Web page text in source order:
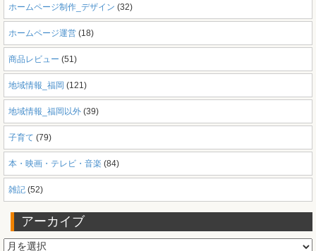
ホームページ制作_デザイン (32)
ホームページ運営 (18)
商品レビュー (51)
地域情報_福岡 (121)
地域情報_福岡以外 (39)
子育て (79)
本・映画・テレビ・音楽 (84)
雑記 (52)
アーカイブ
ア